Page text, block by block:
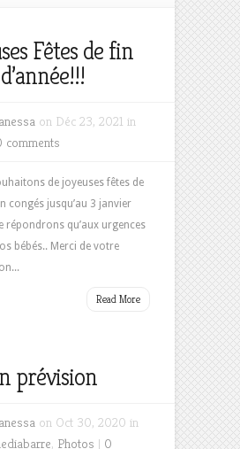
Fêtes de fin
d’année!!!
on Déc 23, 2021 in
comments
de joyeuses fêtes de
congés jusqu’au 3 janvier
répondrons qu’aux urgences
bébés.. Merci de votre
Read More
prévision
on Oct 30, 2020 in
, Photos | 0